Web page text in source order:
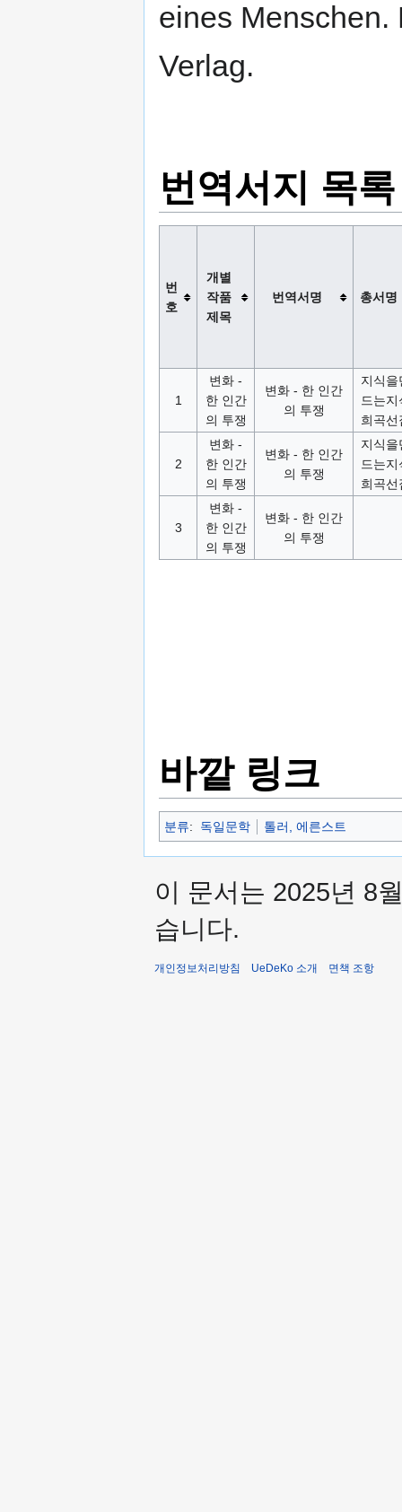
eines Menschen.
Verlag.
번역서지 목록
번
호
개별
작품
제목
번역서명 총서명
1
변화 -
한 인간
의 투쟁
변화 - 한 인간
의 투쟁
지식을
드는지
희곡선
2
변화 -
한 인간
의 투쟁
변화 - 한 인간
의 투쟁
지식을
드는지
희곡선
3
변화 -
한 인간
의 투쟁
변화 - 한 인간
의 투쟁
바깥 링크
분류: 독일문학 톨러, 에른스트
이 문서는 2025년 8
습니다.
개인정보처리방침 UeDeKo 소개 면책 조항